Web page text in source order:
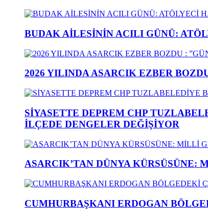
BUDAK AİLESİNİN ACILI GÜNÜ:
2026 YILINDA ASARCIK EZBER
SİYASETTE DEPREM CHP
İLÇEDE DENGELER DEĞİŞİYOR
ASARCIK’TAN DÜNYA KÜRSÜSÜNE:
CUMHURBAŞKANI ERDOGAN